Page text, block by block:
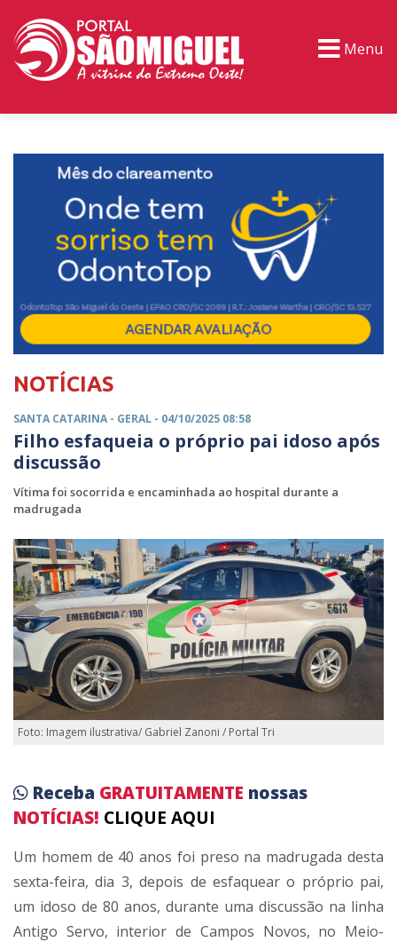
Menu
NOTÍCIAS
SANTA CATARINA - GERAL - 04/10/2025 08:58
Filho esfaqueia o próprio pai idoso após
discussão
Vítima foi socorrida e encaminhada ao hospital durante a
madrugada
Foto: Imagem ilustrativa/ Gabriel Zanoni / Portal Tri
Receba GRATUITAMENTE nossas
NOTÍCIAS! CLIQUE AQUI
Um homem de 40 anos foi preso na madrugada desta
sexta-feira, dia 3, depois de esfaquear o próprio pai,
um idoso de 80 anos, durante uma discussão na linha
Antigo Servo, interior de Campos Novos, no Meio-